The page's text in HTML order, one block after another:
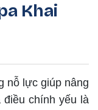
Khai
nỗ lực giúp nâng
chính yếu là